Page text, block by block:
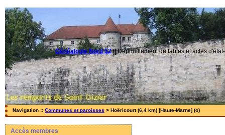
Généalogie Nord 52||Dépouillement de tables et actes
Navigation :: Communes et paroisses > Hoëricourt (6,4 km) [Haute-Marne] (o)
Accès membres